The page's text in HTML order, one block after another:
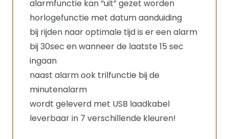
alarmfunctie kan “uit” gezet worden
horlogefunctie met datum aanduiding
bij rijden naar optimale tijd is er een alarm
bij 30sec en wanneer de laatste 15 sec
ingaan
naast alarm ook trilfunctie bij de
minutenalarm
wordt geleverd met USB laadkabel
leverbaar in 7 verschillende kleuren!